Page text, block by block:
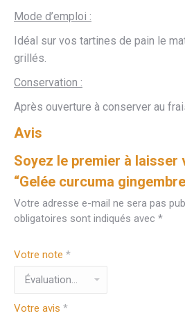
Mode d’emploi :
Idéal sur vos tartines de pain le
grillés.
Conservation :
Après ouverture à conserver au
Avis
Soyez le premier à laisser
“Gelée curcuma
Votre adresse e-mail ne sera pas
obligatoires sont indiqués avec *
Votre note *
Votre avis *